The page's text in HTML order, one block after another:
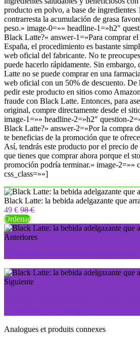
producto en polvo, a base de ingredientes
contrarresta la acumulación de grasa
peso.» image-0=»» headline-1=»h2″
Black Latte?» answer-1=»Para comprar
España, el procedimiento es bastante
web oficial del fabricante. No te
puede hacerlo rápidamente. Sin embargo,
Latte no se puede comprar en una
web oficial con un 50% de descuento. De
pedir este producto en sitios como
fraude con Black Latte. Entonces, para
original, compre directamente desde el
image-1=»» headline-2=»h2″ question-
Black Latte?» answer-2=»Por la compra
te beneficias de la promoción que te
Así, tendrás este producto por el precio
que tienes que comprar ahora porque el
promoción podría terminar.» image-2=»»
css_class=»»]
Black Latte: la bebida adelgazante que
49 € 98 €
Ordenar
Anteriores
Siguiente
Analogues et produits connexes